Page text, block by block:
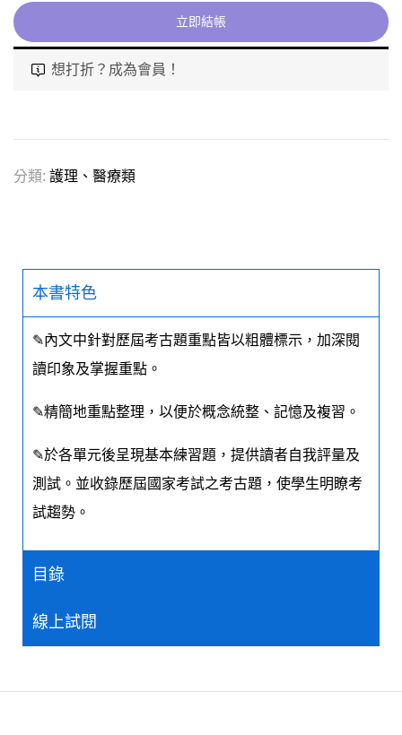
立即結帳
想打折？成為會員！
分類: 護理、醫療類
本書特色
✎內文中針對歷屆考古題重點皆以粗體標示，加深閱
讀印象及掌握重點。
✎精簡地重點整理，以便於概念統整、記憶及複習。
✎於各單元後呈現基本練習題，提供讀者自我評量及
測試。並收錄歷屆國家考試之考古題，使學生明瞭考
試趨勢。
目錄
線上試閱